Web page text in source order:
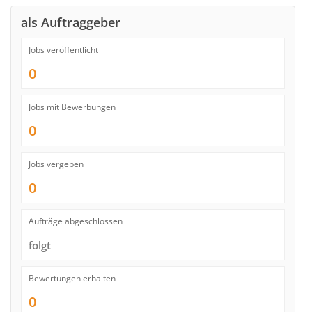
als Auftraggeber
Jobs veröffentlicht
0
Jobs mit Bewerbungen
0
Jobs vergeben
0
Aufträge abgeschlossen
folgt
Bewertungen erhalten
0